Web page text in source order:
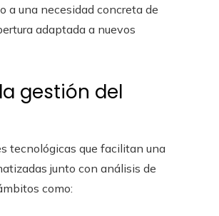
a una necesidad concreta de
adaptada a nuevos
gestión del
tecnológicas que facilitan una
junto con análisis de
como: